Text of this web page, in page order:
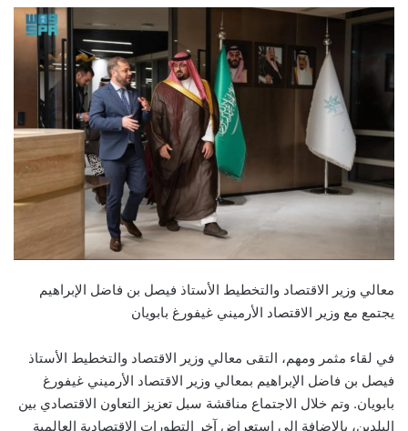
معالي وزير الاقتصاد والتخطيط الأستاذ فيصل بن فاضل الإبراهيم
يجتمع مع وزير الاقتصاد الأرميني غيفورغ بابويان
في لقاء مثمر ومهم، التقى معالي وزير الاقتصاد والتخطيط الأستاذ
فيصل بن فاضل الإبراهيم بمعالي وزير الاقتصاد الأرميني غيفورغ
بابويان. وتم خلال الاجتماع مناقشة سبل تعزيز التعاون الاقتصادي بين
البلدين، بالإضافة إلى استعراض آخر التطورات الاقتصادية العالمية